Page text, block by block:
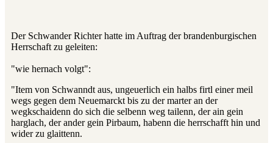
Der Schwander Richter hatte im Auftrag der brandenburgischen
Herrschaft zu geleiten:
"wie hernach volgt":
"Item von Schwanndt aus, ungeuerlich ein halbs firtl einer meil
wegs gegen dem Neuemarckt bis zu der marter an der
wegkschaidenn do sich die selbenn weg tailenn, der ain gein
harglach, der ander gein Pirbaum, habenn die herrschafft hin und
wider zu glaittenn.